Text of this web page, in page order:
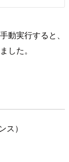
動実行すると、
した。
ス）